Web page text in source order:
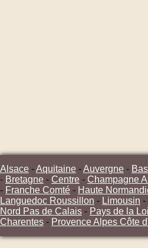
Alsace -Aquitaine -Auvergne -
- Bretagne - Centre - Champagne
- Franche Comté - Haute
Languedoc Roussillon - Limousin -
Nord Pas de Calais - Pays de la
Charentes - Provence Alpes Côte